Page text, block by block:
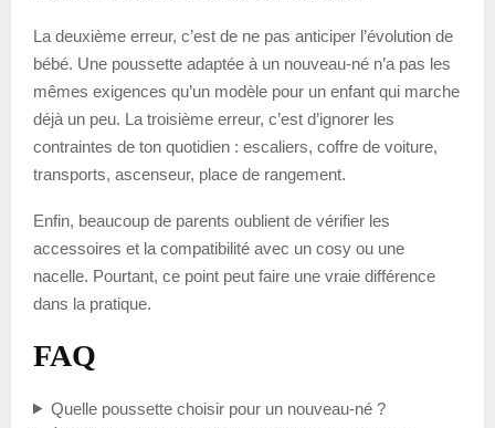
La deuxième erreur, c’est de ne pas anticiper l’évolution de
bébé. Une poussette adaptée à un nouveau-né n’a pas les
mêmes exigences qu’un modèle pour un enfant qui marche
déjà un peu. La troisième erreur, c’est d’ignorer les
contraintes de ton quotidien : escaliers, coffre de voiture,
transports, ascenseur, place de rangement.
Enfin, beaucoup de parents oublient de vérifier les
accessoires et la compatibilité avec un cosy ou une
nacelle. Pourtant, ce point peut faire une vraie différence
dans la pratique.
FAQ
Quelle poussette choisir pour un nouveau-né ?